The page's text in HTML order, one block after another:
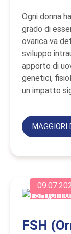
Ogni donna
grado di
ovarica va
sviluppo
apporto di
genetici,
un impatto
MAGGIORI
FSH